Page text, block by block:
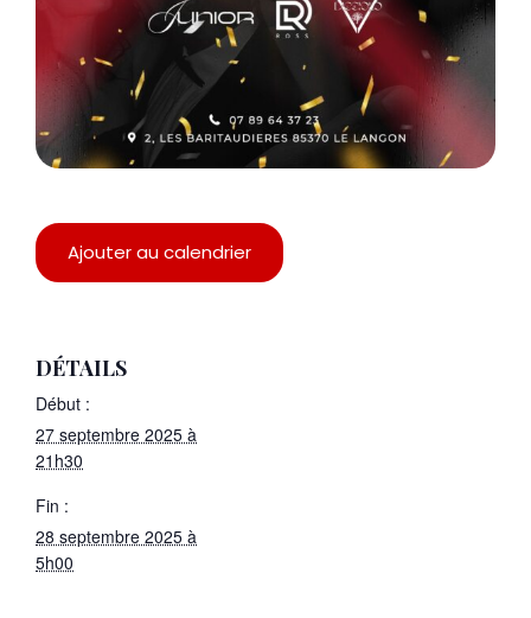
Ajouter au calendrier
DÉTAILS
Début :
27 septembre 2025 à
21h30
Fin :
28 septembre 2025 à
5h00